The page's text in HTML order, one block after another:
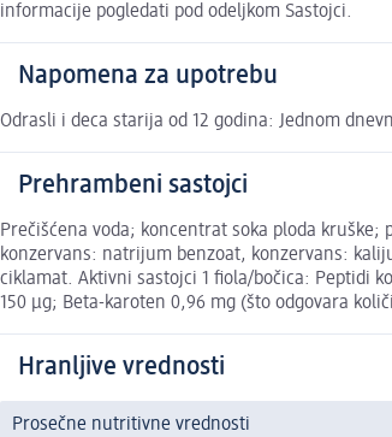
informacije pogledati pod odeljkom Sastojci.
Napomena za upotrebu
Odrasli i deca starija od 12 godina: Jednom
Prehrambeni sastojci
Prečišćena voda; koncentrat soka ploda
konzervans: natrijum benzoat, konzervans:
ciklamat. Aktivni sastojci 1 fiola/bočica: Peptidi
150 µg; Beta-karoten 0,96 mg (što odgovara
Hranljive vrednosti
Prosečne nutritivne vrednosti